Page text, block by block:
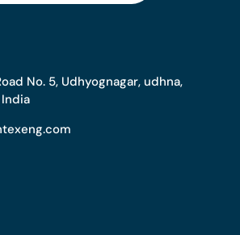
No. 5, Udhyognagar, udhna,